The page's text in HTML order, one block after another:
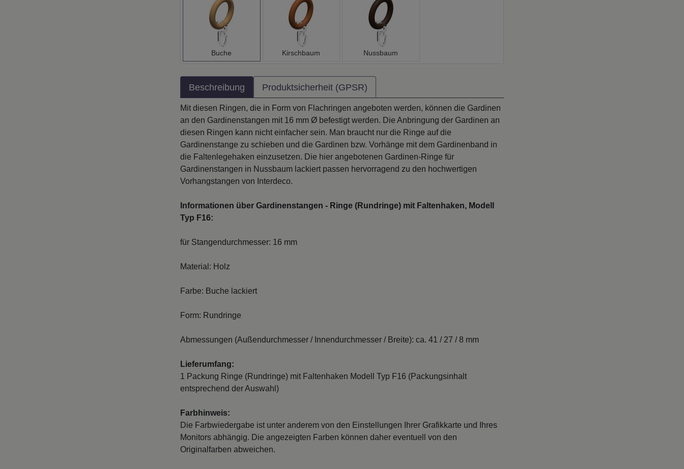
Buche Kirschbaum Nussbaum
Beschreibung Produktsicherheit (GPSR)
Mit diesen Ringen, die in Form von Flachringen angeboten werden, können die Gardinen
an den Gardinenstangen mit 16 mm Ø befestigt werden. Die Anbringung der Gardinen an
diesen Ringen kann nicht einfacher sein. Man braucht nur die Ringe auf die
Gardinenstange zu schieben und die Gardinen bzw. Vorhänge mit dem Gardinenband in
die Faltenlegehaken einzusetzen. Die hier angebotenen Gardinen-Ringe für
Gardinenstangen in Nussbaum lackiert passen hervorragend zu den hochwertigen
Vorhangstangen von Interdeco.
Informationen über Gardinenstangen - Ringe (Rundringe) mit Faltenhaken, Modell
Typ F16:
für Stangendurchmesser: 16 mm
Material: Holz
Farbe: Buche lackiert
Form: Rundringe
Abmessungen (Außendurchmesser / Innendurchmesser / Breite): ca. 41 / 27 / 8 mm
Lieferumfang:
1 Packung Ringe (Rundringe) mit Faltenhaken Modell Typ F16 (Packungsinhalt
entsprechend der Auswahl)
Farbhinweis:
Die Farbwiedergabe ist unter anderem von den Einstellungen Ihrer Grafikkarte und Ihres
Monitors abhängig. Die angezeigten Farben können daher eventuell von den
Originalfarben abweichen.